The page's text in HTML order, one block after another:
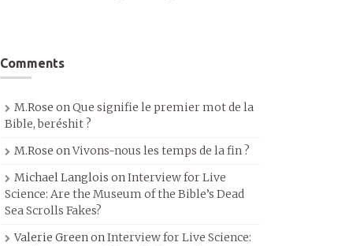
Comments
M.Rose onQue signifie le premier mot de la
Bible, beréshit ?
M.Rose onVivons-nous les temps de la fin ?
Michael Langlois onInterview for Live
Science: Are the Museum of the Bible’s Dead
Sea Scrolls Fakes?
Valerie GreenonInterview for Live Science: